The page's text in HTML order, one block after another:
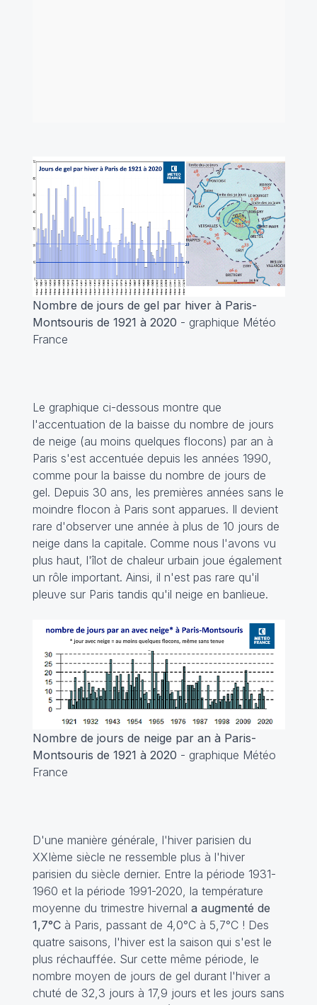
Nombre de jours de gel par hiver à Paris-
Montsouris de 1921 à 2020 - graphique Météo
France
Le graphique ci-dessous montre que
l'accentuation de la baisse du nombre de jours
de neige (au moins quelques flocons) par an à
Paris s'est accentuée depuis les années 1990,
comme pour la baisse du nombre de jours de
gel. Depuis 30 ans, les premières années sans le
moindre flocon à Paris sont apparues. Il devient
rare d'observer une année à plus de 10 jours de
neige dans la capitale. Comme nous l'avons vu
plus haut, l'îlot de chaleur urbain joue également
un rôle important. Ainsi, il n'est pas rare qu'il
pleuve sur Paris tandis qu'il neige en banlieue.
Nombre de jours de neige par an à Paris-
Montsouris de 1921 à 2020 - graphique Météo
France
D'une manière générale, l'hiver parisien du
XXIème siècle ne ressemble plus à l'hiver
parisien du siècle dernier. Entre la période 1931-
1960 et la période 1991-2020, la température
moyenne du trimestre hivernal a augmenté de
1,7°Cà Paris, passant de 4,0°C à 5,7°C ! Des
quatre saisons, l'hiver est la saison qui s'est le
plus réchauffée. Sur cette même période, le
nombre moyen de jours de gel durant l'hiver a
chuté de 32,3 jours à 17,9 jours et les jours sans